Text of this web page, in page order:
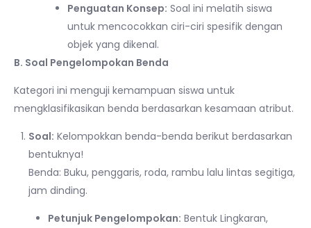
Penguatan Konsep: Soal ini melatih siswa
untuk mencocokkan ciri-ciri spesifik dengan
objek yang dikenal.
B. Soal Pengelompokan Benda
Kategori ini menguji kemampuan siswa untuk
mengklasifikasikan benda berdasarkan kesamaan atribut.
Soal: Kelompokkan benda-benda berikut berdasarkan
bentuknya!
Benda: Buku, penggaris, roda, rambu lalu lintas segitiga,
jam dinding.
Petunjuk Pengelompokan: Bentuk Lingkaran,